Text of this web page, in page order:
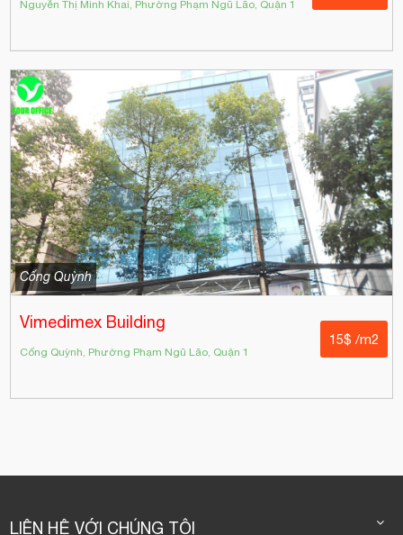
Nguyễn Thị Minh Khai, Phường Phạm Ngũ Lão, Quận 1
Cống Quỳnh
Vimedimex Building
Cống Quỳnh, Phường Phạm Ngũ Lão, Quận 1
15$ /m2
LIÊN HỆ VỚI CHÚNG TÔI